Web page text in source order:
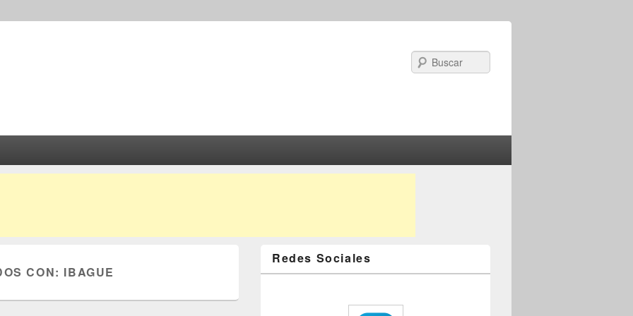
CON: IBAGUE
Redes Sociales